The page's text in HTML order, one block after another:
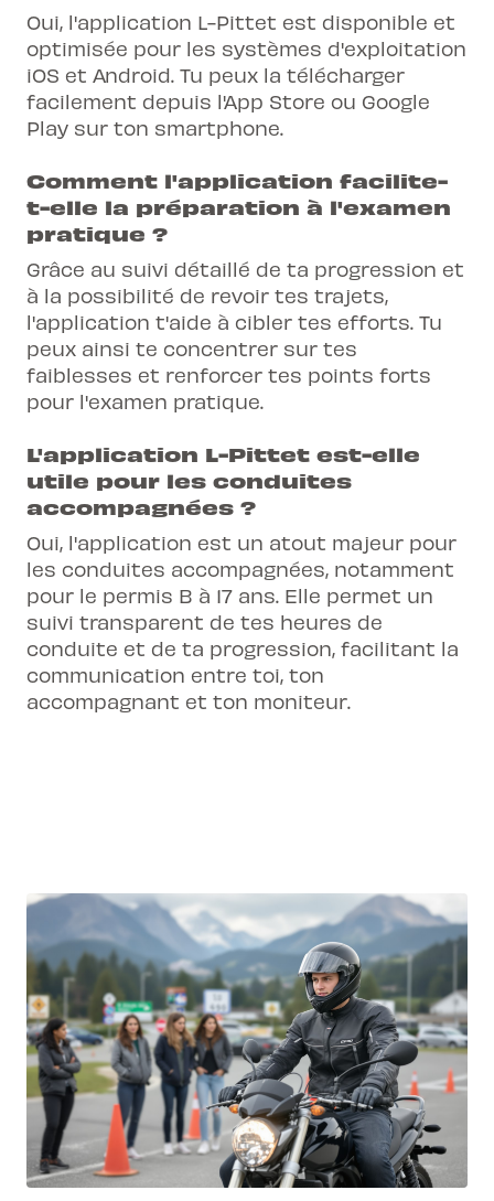
Oui, l'application L-Pittet est disponible et
optimisée pour les systèmes d'exploitation
iOS et Android. Tu peux la télécharger
facilement depuis l'App Store ou Google
Play sur ton smartphone.
Comment l'application facilite-
t-elle la préparation à l'examen
pratique ?
Grâce au suivi détaillé de ta progression et
à la possibilité de revoir tes trajets,
l'application t'aide à cibler tes efforts. Tu
peux ainsi te concentrer sur tes
faiblesses et renforcer tes points forts
pour l'examen pratique.
L'application L-Pittet est-elle
utile pour les conduites
accompagnées ?
Oui, l'application est un atout majeur pour
les conduites accompagnées, notamment
pour le permis B à 17 ans. Elle permet un
suivi transparent de tes heures de
conduite et de ta progression, facilitant la
communication entre toi, ton
accompagnant et ton moniteur.